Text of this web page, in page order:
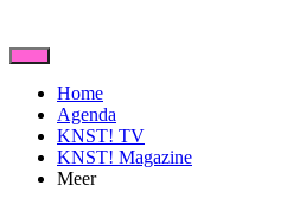
Home
Agenda
KNST! TV
KNST! Magazine
Meer